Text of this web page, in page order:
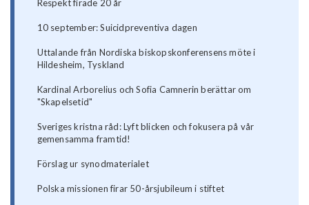
Respekt firade 20 år
10 september: Suicidpreventiva dagen
Uttalande från Nordiska biskopskonferensens möte i
Hildesheim, Tyskland
Kardinal Arborelius och Sofia Camnerin berättar om
"Skapelsetid"
Sveriges kristna råd: Lyft blicken och fokusera på vår
gemensamma framtid!
Förslag ur synodmaterialet
Polska missionen firar 50-årsjubileum i stiftet